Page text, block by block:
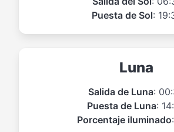
Puesta de Sol:
Luna
Salida de Luna:
Puesta de Luna:
Porcentaje iluminado